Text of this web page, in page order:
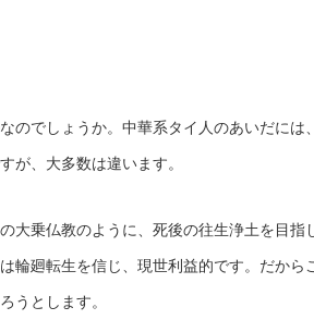
のでしょうか。中華系タイ人のあいだには
が、大多数は違います。
大乗仏教のように、死後の往生浄土を目指
輪廻転生を信じ、現世利益的です。だから
うとします。